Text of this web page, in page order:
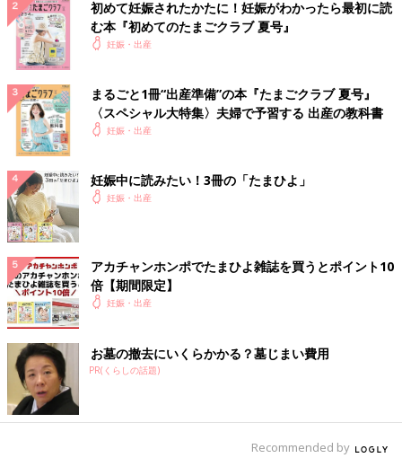
初めて妊娠されたかたに！妊娠がわかったら最初に読
む本『初めてのたまごクラブ 夏号』
妊娠・出産
まるごと1冊“出産準備”の本『たまごクラブ 夏号』
〈スペシャル大特集〉夫婦で予習する 出産の教科書
妊娠・出産
妊娠中に読みたい！3冊の「たまひよ」
妊娠・出産
アカチャンホンポでたまひよ雑誌を買うとポイント10
倍【期間限定】
妊娠・出産
お墓の撤去にいくらかかる？墓じまい費用
PR(くらしの話題)
Recommended by